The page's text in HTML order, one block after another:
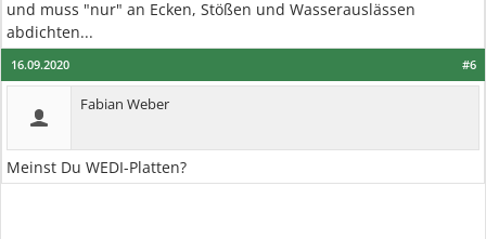
und muss "nur" an Ecken, Stößen und Wasserauslässen
abdichten...
#6
16.09.2020
Fabian Weber
Meinst Du WEDI-Platten?